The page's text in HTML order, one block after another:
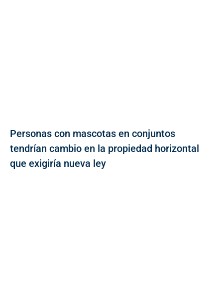
Personas con mascotas en conjuntos
tendrían cambio en la propiedad horizontal
que exigiría nueva ley